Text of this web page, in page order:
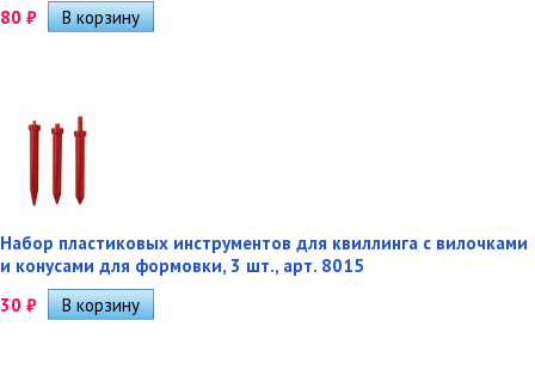
80 ₽
Набор пластиковых инструментов для квиллинга с вилочками
и конусами для формовки, 3 шт., арт. 8015
30 ₽